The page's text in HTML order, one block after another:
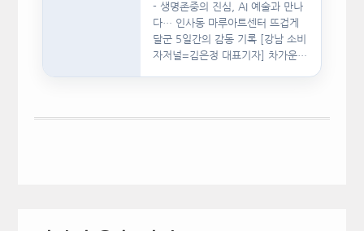
- 생명존중의 진심, AI 예술과 만나
다… 인사동 마루아트센터 뜨겁게
달군 5일간의 감동 기록 [강남 소비
자저널=김은정 대표기자] 차가운